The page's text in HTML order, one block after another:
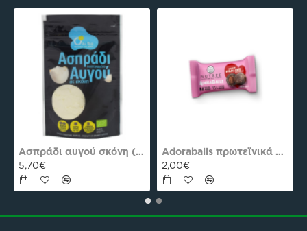
Πεπτίδια Κολλαγόνου 294g Natures Plus
56,61€
Βερβερίνη 1500mg 60 Κάψ. Natures Plus Pro
56,90€